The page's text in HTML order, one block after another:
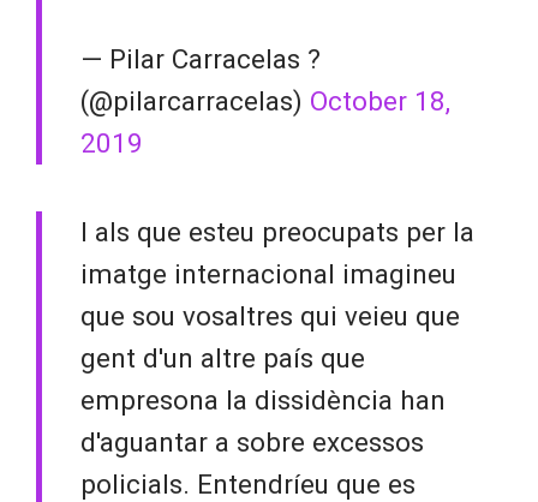
— Pilar Carracelas ?
(@pilarcarracelas) October 18,
2019
I als que esteu preocupats per la
imatge internacional imagineu
que sou vosaltres qui veieu que
gent d'un altre país que
empresona la dissidència han
d'aguantar a sobre excessos
policials. Entendríeu que es